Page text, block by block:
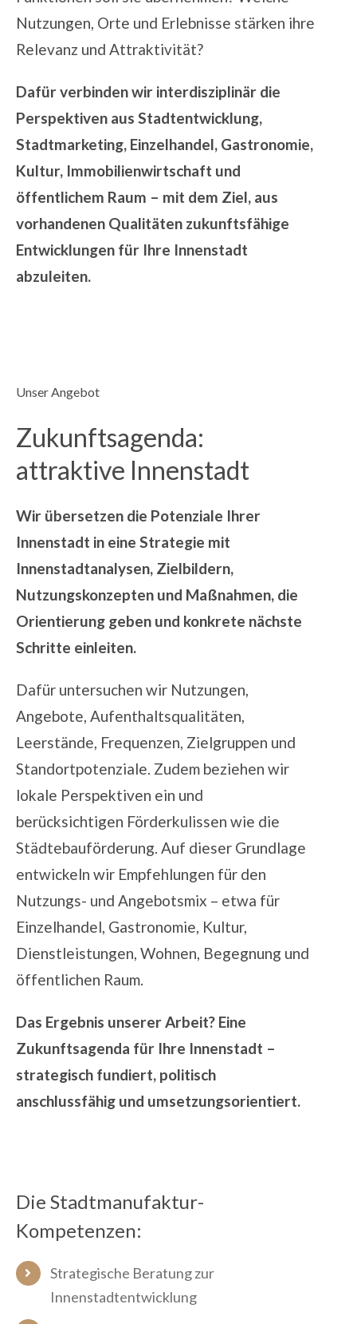
Nutzungen, Orte und Erlebnisse stärken ihre
Relevanz und Attraktivität?
Dafür verbinden wir interdisziplinär die
Perspektiven aus Stadtentwicklung,
Stadtmarketing, Einzelhandel, Gastronomie,
Kultur, Immobilienwirtschaft und
öffentlichem Raum – mit dem Ziel, aus
vorhandenen Qualitäten zukunftsfähige
Entwicklungen für Ihre Innenstadt
abzuleiten.
Unser Angebot
Zukunftsagenda:
attraktive Innenstadt
Wir übersetzen die Potenziale Ihrer
Innenstadt in eine Strategie mit
Innenstadtanalysen, Zielbildern,
Nutzungskonzepten und Maßnahmen, die
Orientierung geben und konkrete nächste
Schritte einleiten.
Dafür untersuchen wir Nutzungen,
Angebote, Aufenthaltsqualitäten,
Leerstände, Frequenzen, Zielgruppen und
Standortpotenziale. Zudem beziehen wir
lokale Perspektiven ein und
berücksichtigen Förderkulissen wie die
Städtebauförderung. Auf dieser Grundlage
entwickeln wir Empfehlungen für den
Nutzungs- und Angebotsmix – etwa für
Einzelhandel, Gastronomie, Kultur,
Dienstleistungen, Wohnen, Begegnung und
öffentlichen Raum.
Das Ergebnis unserer Arbeit? Eine
Zukunftsagenda für Ihre Innenstadt –
strategisch fundiert, politisch
anschlussfähig und umsetzungsorientiert.
Die Stadtmanufaktur-
Kompetenzen:
Strategische Beratung zur
Innenstadtentwicklung